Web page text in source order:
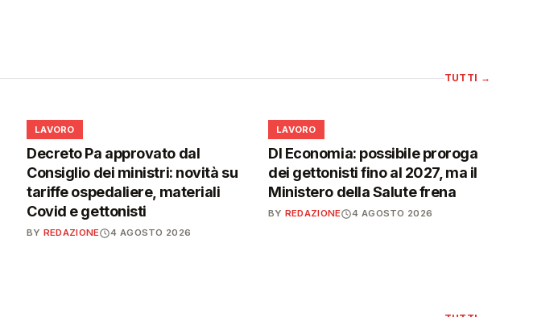
TUTTI →
💼
LAVORO
Decreto Pa approvato dal
Consiglio dei ministri: novità su
tariffe ospedaliere, materiali
Covid e gettonisti
BY REDAZIONE 4 AGOSTO 2026
💼
LAVORO
Dl Economia: possibile proroga
dei gettonisti fino al 2027, ma il
Ministero della Salute frena
BY REDAZIONE 4 AGOSTO 2026